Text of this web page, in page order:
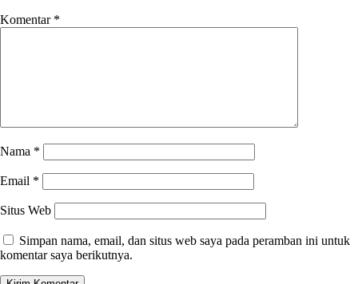
Komentar *
Nama *
Email *
Situs Web
Simpan nama, email, dan situs web saya pada peramban ini untuk
komentar saya berikutnya.